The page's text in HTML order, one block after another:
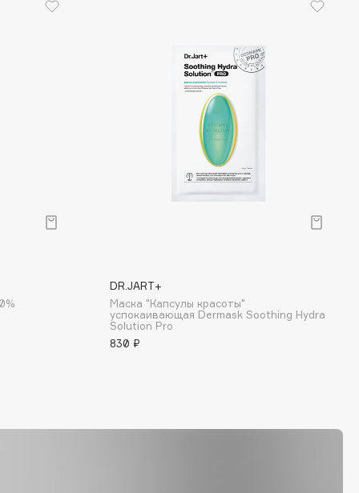
DR.JART+
Маска "Капсулы красоты"
успокаивающая Dermask Soothing Hydra
Solution Pro
830 ₽